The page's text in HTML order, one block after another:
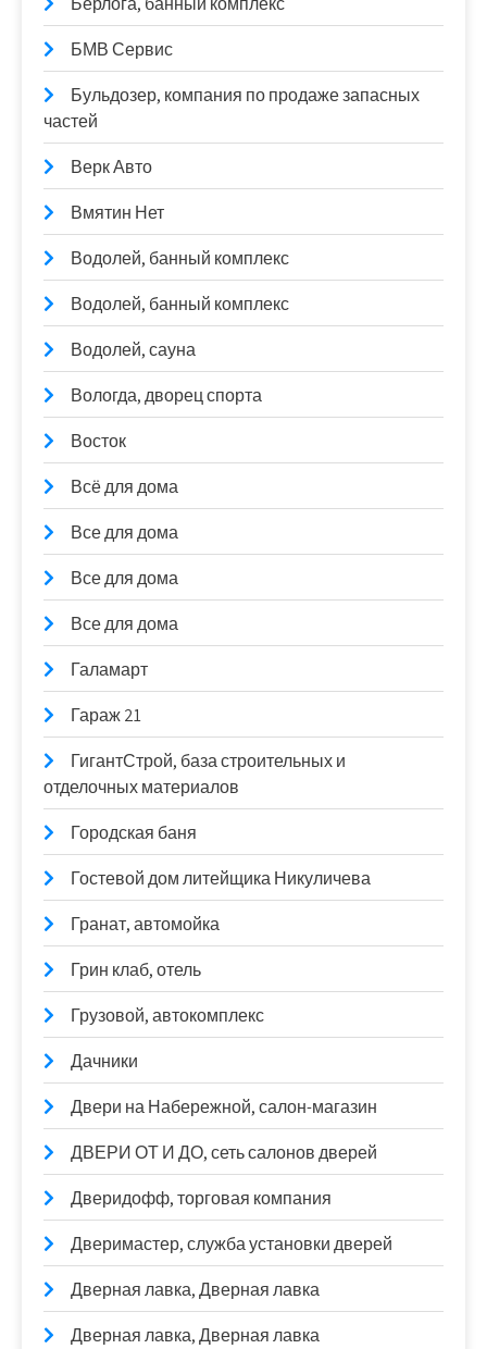
БМВ Сервис
Бульдозер, компания по продаже запасных
частей
Верк Авто
Вмятин Нет
Водолей, банный комплекс
Водолей, банный комплекс
Водолей, сауна
Вологда, дворец спорта
Восток
Всё для дома
Все для дома
Все для дома
Все для дома
Галамарт
Гараж 21
ГигантСтрой, база строительных и
отделочных материалов
Городская баня
Гостевой дом литейщика Никуличева
Гранат, автомойка
Грин клаб, отель
Грузовой, автокомплекс
Дачники
Двери на Набережной, салон-магазин
ДВЕРИ ОТ И ДО, сеть салонов дверей
Дверидофф, торговая компания
Дверимастер, служба установки дверей
Дверная лавка, Дверная лавка
Дверная лавка, Дверная лавка